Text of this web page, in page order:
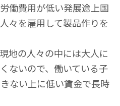
働費用が低い発展途上国
々を雇用して製品作りを
地の人々の中には大人に
ないので、働いている子
ない上に低い賃金で長時